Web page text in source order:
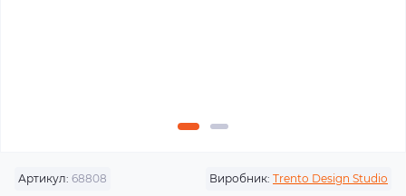
Артикул: 68808 Виробник: Trento Design Studio